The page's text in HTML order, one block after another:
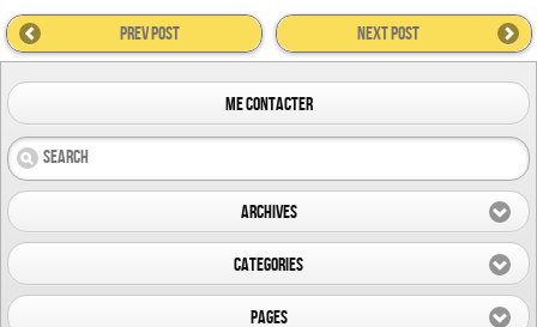
prev post next post
me contacter
Archives
Categories
Pages